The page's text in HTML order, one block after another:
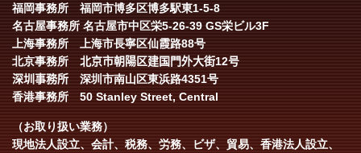
福岡事務所 福岡市博多区博多駅東1-5-8
名古屋事務所 名古屋市中区栄5-26-39 GS栄ビル3F
上海事務所 上海市長寧区仙霞路88号
北京事務所 北京市朝陽区建国門外大街12号
深圳事務所 深圳市南山区東浜路4351号
香港事務所 50 Stanley Street, Central
（お取り扱い業務）
現地法人設立、会計、税務、労務、ビザ、貿易、香港法人設立、